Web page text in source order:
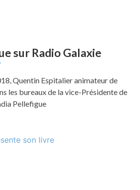
sur Radio Galaxie
Quentin Espitalier animateur de
les bureaux de la vice-Présidente de
Pellefigue